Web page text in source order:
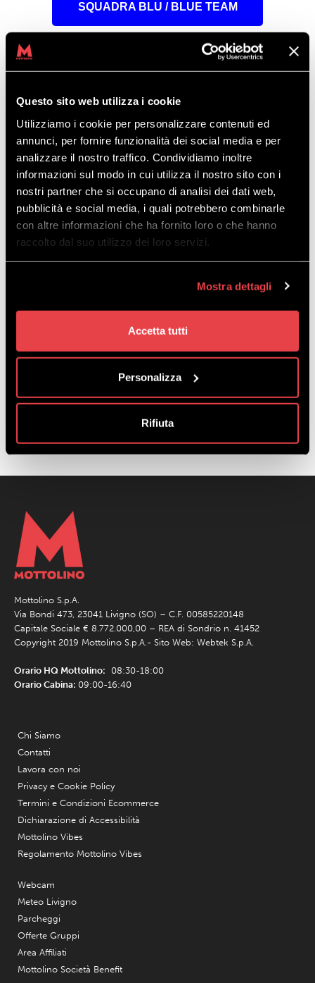
Questo sito web utilizza i cookie
Utilizziamo i cookie per personalizzare contenuti ed
annunci, per fornire funzionalità dei social media e per
analizzare il nostro traffico. Condividiamo inoltre
informazioni sul modo in cui utilizza il nostro sito con i
nostri partner che si occupano di analisi dei dati web,
pubblicità e social media, i quali potrebbero combinarle
con altre informazioni che ha fornito loro o che hanno
raccolto dal suo utilizzo dei loro servizi.
Mostra dettagli
Accetta tutti
Personalizza
Rifiuta
SQUADRA BLU / BLUE TEAM
SQUADRA GIALLA / YELLOW
TEAM
SQUADRA VIOLA / PURPLE TEAM
SQUADRA ARANCIONE / ORANGE
TEAM
SQUADRA AZZURRA / SKY BLUE
SQUADRA NERA / BLACK TEAM
SQUADRA MARRONE / BROWN
Mottolino S.p.A.
Via Bondi 473, 23041 Livigno (SO) – C.F. 00585220148
Capitale Sociale € 8.772.000,00 – REA di Sondrio n. 41452
Copyright 2019 Mottolino S.p.A.- Sito Web: Webtek S.p.A.
Orario HQ Mottolino: 08:30-18:00
Orario Cabina: 09:00-16:40
Chi Siamo
Contatti
Lavora con noi
Privacy e Cookie Policy
Termini e Condizioni Ecommerce
Dichiarazione di Accessibilità
Mottolino Vibes
Regolamento Mottolino Vibes
Webcam
Meteo Livigno
Parcheggi
Offerte Gruppi
Area Affiliati
Mottolino Società Benefit